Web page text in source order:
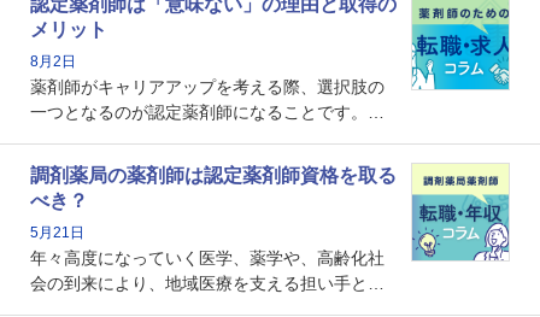
認定薬剤師は「意味ない」の理由と取得の
メリット
8月2日
薬剤師がキャリアアップを考える際、選択肢の
一つとなるのが認定薬剤師になることです。し
という声を聞いたことがあるかもしれません。
本記事では、認定薬剤師が「意味ない」といわ
れる理由や、取得するメリット、年収・キャリ
アへの影響を解説します。
調剤薬局の薬剤師は認定薬剤師資格を取る
べき？
5月21日
年々高度になっていく医学、薬学や、高齢化社
会の到来により、地域医療を支える担い手とし